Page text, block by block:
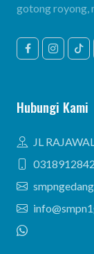
gotong royong,
Hubungi Kami
JL
0318912842